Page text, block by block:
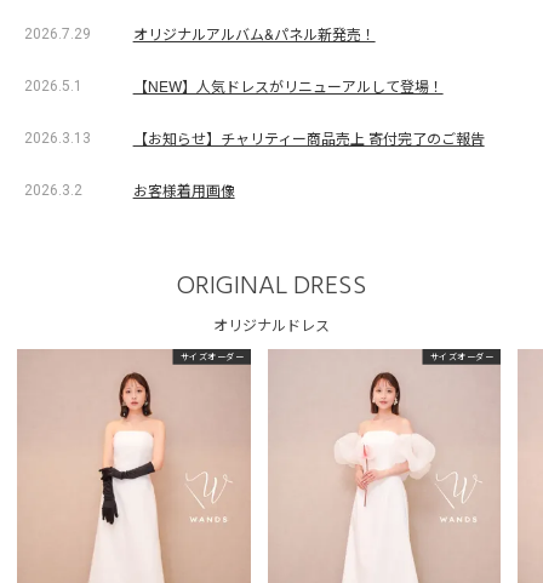
2026.7.29 オリジナルアルバム&パネル新発売！
2026.5.1 【NEW】人気ドレスがリニューアルして登場！
2026.3.13 【お知らせ】チャリティー商品売上 寄付完了のご報告
2026.3.2 お客様着用画像
ORIGINAL DRESS
オリジナルドレス
サイズオーダー サイズオーダー